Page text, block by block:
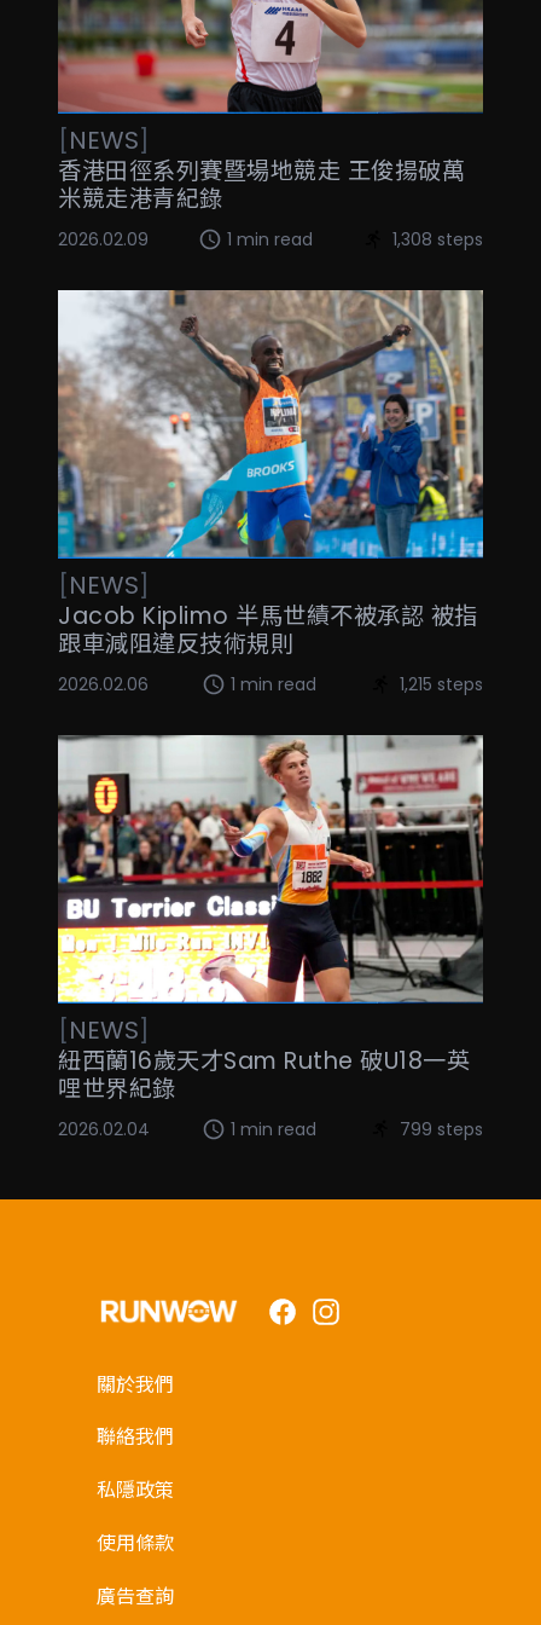
[NEWS]
香港田徑系列賽暨場地競走 王俊揚破萬
米競走港青紀錄
2026.02.09 1 min read 1,308 steps
[NEWS]
Jacob Kiplimo 半馬世績不被承認 被指
跟車減阻違反技術規則
2026.02.06 1 min read 1,215 steps
[NEWS]
紐西蘭16歲天才Sam Ruthe 破U18一英
哩世界紀錄
2026.02.04 1 min read 799 steps
FacebookInstagram
關於我們
聯絡我們
私隱政策
使用條款
廣告查詢